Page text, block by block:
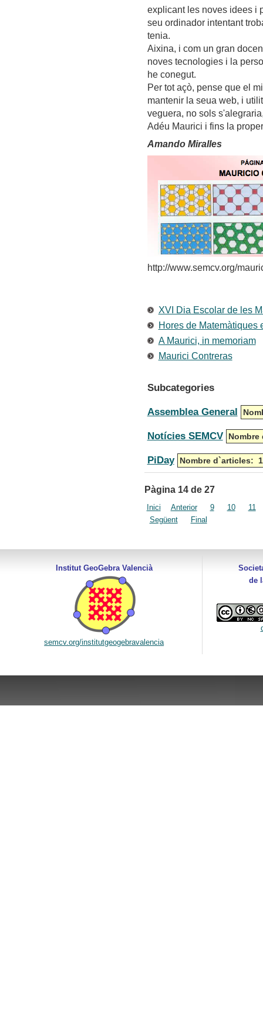
explicant les noves idees i
seu ordinador intentant
tenia.
Aixina, i com un gran
noves tecnologies i la
he conegut.
Per tot açò, pense que el
mantenir la seua web, i
veguera, no sols
Adéu Maurici i fins la
Amando Miralles
http://www.semcv.org/
XVI Dia Escolar de les
Hores de Matemàtiques
A Maurici, in memoriam
Maurici Contreras
Subcategories
Assemblea General
Notícies SEMCV
PiDay Nombre d`articles: 1
Pàgina 14 de 27
Inici Anterior 9 10
11
Següent
Final
Institut GeoGebra Valencià
semcv.org/institutgeogebravalencia
de